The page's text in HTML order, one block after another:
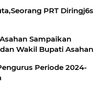
PRT Diringj6s
Sampaikan
Wakil Bupati Asahan
Periode 2024-